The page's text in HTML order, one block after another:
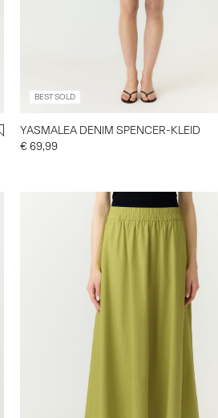
BEST SOLD
YASMALEA DENIM SPENCER-KLEID
€ 69,99